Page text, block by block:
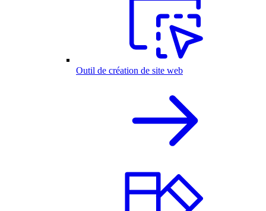
Outil de création de site web